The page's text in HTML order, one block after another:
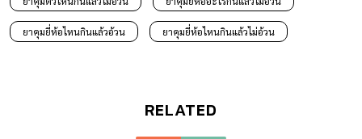
ยาคุมยี่ห้อไหนกินแล้วอ้วน ยาคุมยี่ห้อไหนกินแล้วไม่อ้วน
RELATED